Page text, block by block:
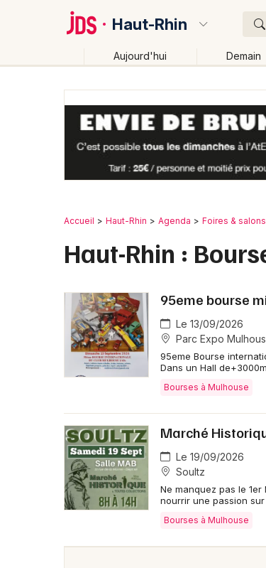
Haut-Rhin
Aujourd'hui Demain
Accueil Haut-Rhin Agenda Foires & salons
Haut-Rhin :
95eme bourse
Le 13/09/2026
Parc Expo
95eme Bourse
Dans un Hall
Bourses à Mulhouse
Marché
Le 19/09/2026
Soultz
Ne manquez pas le 1er
nourrir une passion
Bourses à Mulhouse
Où ?
Haut-Rhin (68) Alsace Partout